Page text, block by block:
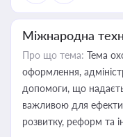
Міжнародна
Про що тема: Тема
оформлення,
допомоги, що
важливою для
розвитку, реформ та